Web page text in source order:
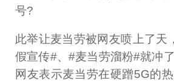
号?
此举让麦当劳被网友喷上了天
假宣传#、#麦当劳溜粉#就冲
网友表示麦当劳在硬蹭5G的